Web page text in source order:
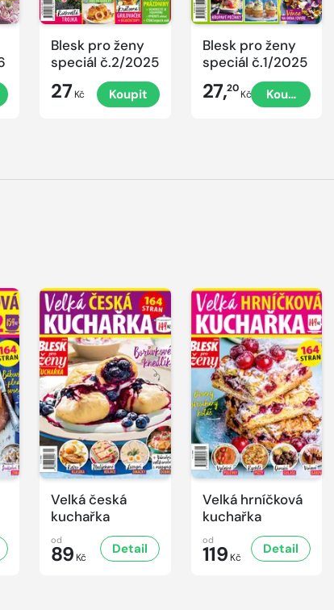
Blesk pro ženy
speciál č.2/2025
27 Kč Koupit
Blesk pro ženy
speciál č.1/2025
27,20Kč Koupit
Velká česká
kuchařka
od
89 Kč
Detail
Velká hrníčková
kuchařka
od
119 Kč
Detail